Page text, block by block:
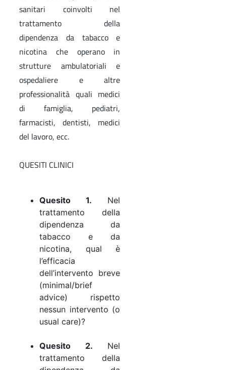
sanitari coinvolti nel
trattamento della
dipendenza da tabacco e
nicotina che operano in
strutture ambulatoriali e
ospedaliere e altre
professionalità quali medici
di famiglia, pediatri,
farmacisti, dentisti, medici
del lavoro, ecc.
QUESITI CLINICI
Quesito 1. Nel
trattamento della
dipendenza da
tabacco e da
nicotina, qual è
l’efficacia
dell’intervento breve
(minimal/brief
advice) rispetto
nessun intervento (o
usual care)?
Quesito 2. Nel
trattamento della